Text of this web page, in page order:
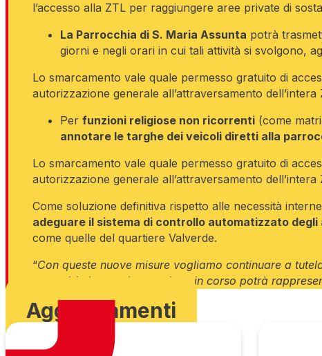
l’accesso alla ZTL per raggiungere aree private di
La Parrocchia di S. Maria Assunta potrà
giorni e negli orari in cui tali attività si svolgono,
Lo smarcamento vale quale permesso gratuito di
autorizzazione generale all’attraversamento dell’intera
Per funzioni religiose non ricorrenti (come
annotare le targhe dei veicoli diretti alla
Lo smarcamento vale quale permesso gratuito di
autorizzazione generale all’attraversamento dell’intera
Come soluzione definitiva rispetto alle necessità
adeguare il sistema di controllo automatizzato degli
come quelle del quartiere Valverde.
“Con queste nuove misure vogliamo continuare a
comunità. La sperimentazione in corso potrà
Aggiornamenti